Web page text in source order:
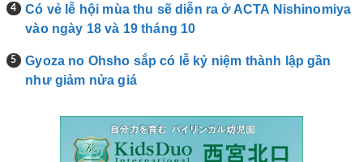
Có vẻ lễ hội mùa thu sẽ diễn ra ở ACTA Nishinomiya
vào ngày 18 và 19 tháng 10
Gyoza no Ohsho sắp có lễ kỷ niệm thành lập gần
như giảm nửa giá